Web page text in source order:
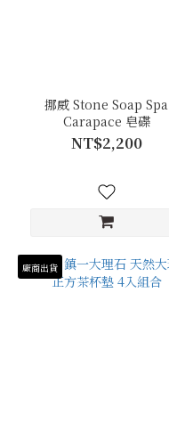
挪威 Stone Soap Spa
Carapace 皂碟
NT$2,200
廠商出貨